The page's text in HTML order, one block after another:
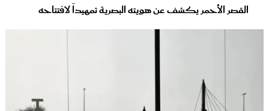
القصر الأحمر يكشف عن هويته البصرية تمهيداً لافتتاحه